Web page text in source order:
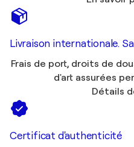
Livraison internationale.
Frais de port, droits de
d'art assurées
Détails
Certificat d'authenticité